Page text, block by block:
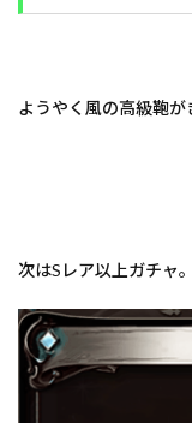
ようやく風の高級鞄が
次はSレア以上ガチャ。